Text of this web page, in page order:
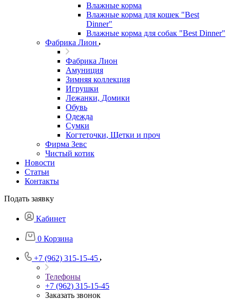
Влажные корма
Влажные корма для кошек "Best
Dinner"
Влажные корма для собак "Best Dinner"
Фабрика Лион
Фабрика Лион
Амуниция
Зимняя коллекция
Игрушки
Лежанки, Домики
Обувь
Одежда
Сумки
Когтеточки, Щетки и проч
Фирма Зевс
Чистый котик
Новости
Статьи
Контакты
Подать заявку
Кабинет
0 Корзина
+7 (962) 315-15-45
Телефоны
+7 (962) 315-15-45
Заказать звонок